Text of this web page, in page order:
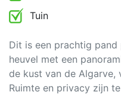
Tuin
Dit is een prachtig
heuvel met een
de kust van de Algarve,
Ruimte en privacy zijn